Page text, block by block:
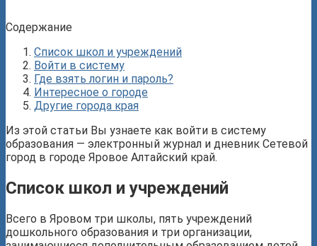
Содержание
Список школ и учреждений
Войти в систему
Где взять логин и пароль?
Интересное о городе
Другие города края
Из этой статьи Вы узнаете как войти в систему
образования — электронный журнал и дневник Сетевой
город в городе Яровое Алтайский край.
Список школ и учреждений
Всего в Яровом три школы, пять учреждений
дошкольного образования и три организации,